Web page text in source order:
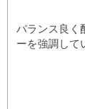
バランス良く
ーを強調して